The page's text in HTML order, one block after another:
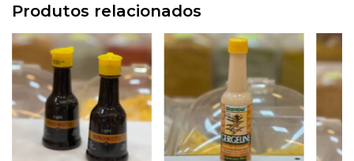
Produtos relacionados